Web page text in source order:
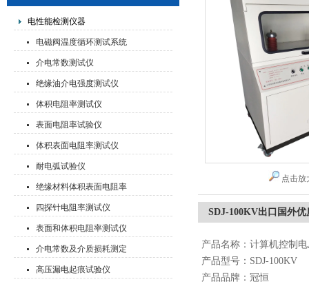
电性能检测仪器
电磁阀温度循环测试系统
介电常数测试仪
绝缘油介电强度测试仪
体积电阻率测试仪
表面电阻率试验仪
体积表面电阻率测试仪
耐电弧试验仪
绝缘材料体积表面电阻率
测试仪
四探针电阻率测试仪
表面和体积电阻率测试仪
介电常数及介质损耗测定
仪
高压漏电起痕试验仪
点击放
SDJ-100KV出口国外
产品名称：计算机控制
产品型号： SDJ-100KV
产品品牌：冠恒